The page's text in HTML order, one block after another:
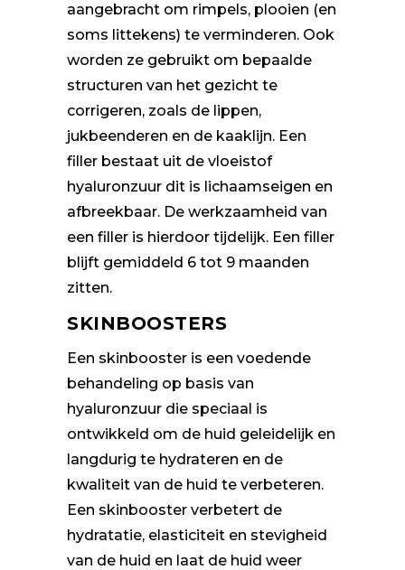
aangebracht om rimpels, plooien (en
soms littekens) te verminderen. Ook
worden ze gebruikt om bepaalde
structuren van het gezicht te
corrigeren, zoals de lippen,
jukbeenderen en de kaaklijn. Een
filler bestaat uit de vloeistof
hyaluronzuur dit is lichaamseigen en
afbreekbaar. De werkzaamheid van
een filler is hierdoor tijdelijk. Een filler
blijft gemiddeld 6 tot 9 maanden
zitten.
SKINBOOSTERS
Een skinbooster is een voedende
behandeling op basis van
hyaluronzuur die speciaal is
ontwikkeld om de huid geleidelijk en
langdurig te hydrateren en de
kwaliteit van de huid te verbeteren.
Een skinbooster verbetert de
hydratatie, elasticiteit en stevigheid
van de huid en laat de huid weer